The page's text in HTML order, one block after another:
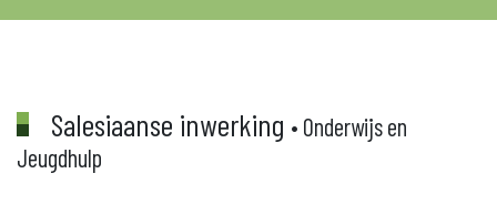
Salesiaanse inwerking • Onderwijs en
Jeugdhulp